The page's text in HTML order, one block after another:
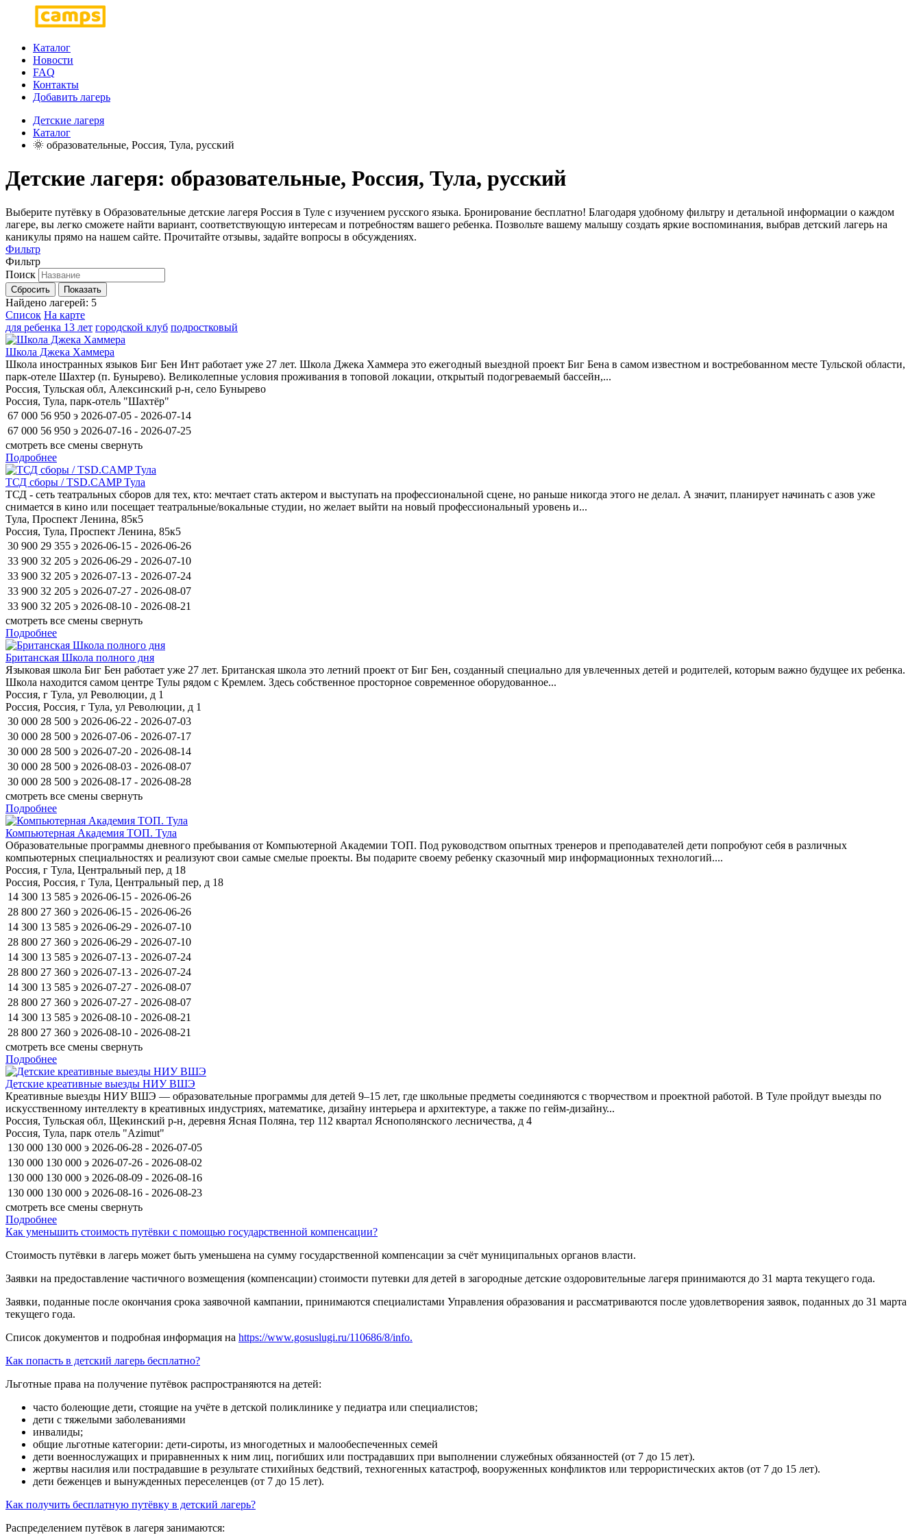
Каталог
Новости
FAQ
Контакты
Добавить лагерь
Детские лагеря
Каталог
🌞 образовательные, Россия, Тула, русский
Детские лагеря: образовательные, Россия, Тула, русский
Выберите путёвку в Образовательные детские лагеря Россия в Туле с изучением русского языка. Бронирование бесплатно! Благодаря удобному фильтру и детальной информации о каждом
лагере, вы легко сможете найти вариант, соответствующую интересам и потребностям вашего ребенка. Позвольте вашему малышу создать яркие воспоминания, выбрав детский лагерь на
каникулы прямо на нашем сайте. Прочитайте отзывы, задайте вопросы в обсуждениях.
Фильтр
Фильтр
Поиск
Сбросить Показать
Найдено лагерей: 5
Список На карте
для ребенка 13 лет городской клуб подростковый
Школа Джека Хаммера
Школа иностранных языков Биг Бен Инт работает уже 27 лет. Школа Джека Хаммера это ежегодный выездной проект Биг Бена в самом известном и востребованном месте Тульской области,
парк-отеле Шахтер (п. Бунырево). Великолепные условия проживания в топовой локации, открытый подогреваемый бассейн,...
Россия, Тульская обл, Алексинский р-н, село Бунырево
Россия, Тула, парк-отель "Шахтёр"
67 000 56 950 э 2026-07-05 - 2026-07-14
67 000 56 950 э 2026-07-16 - 2026-07-25
смотреть все смены свернуть
Подробнее
ТСД сборы / TSD.CAMP Тула
ТСД - сеть театральных сборов для тех, кто: мечтает стать актером и выступать на профессиональной сцене, но раньше никогда этого не делал. А значит, планирует начинать с азов уже
снимается в кино или посещает театральные/вокальные студии, но желает выйти на новый профессиональный уровень и...
Тула, Проспект Ленина, 85к5
Россия, Тула, Проспект Ленина, 85к5
30 900 29 355 э 2026-06-15 - 2026-06-26
33 900 32 205 э 2026-06-29 - 2026-07-10
33 900 32 205 э 2026-07-13 - 2026-07-24
33 900 32 205 э 2026-07-27 - 2026-08-07
33 900 32 205 э 2026-08-10 - 2026-08-21
смотреть все смены свернуть
Подробнее
Британская Школа полного дня
Языковая школа Биг Бен работает уже 27 лет. Британская школа это летний проект от Биг Бен, созданный специально для увлеченных детей и родителей, которым важно будущее их ребенка.
Школа находится самом центре Тулы рядом с Кремлем. Здесь собственное просторное современное оборудованное...
Россия, г Тула, ул Революции, д 1
Россия, Россия, г Тула, ул Революции, д 1
30 000 28 500 э 2026-06-22 - 2026-07-03
30 000 28 500 э 2026-07-06 - 2026-07-17
30 000 28 500 э 2026-07-20 - 2026-08-14
30 000 28 500 э 2026-08-03 - 2026-08-07
30 000 28 500 э 2026-08-17 - 2026-08-28
смотреть все смены свернуть
Подробнее
Компьютерная Академия ТОП. Тула
Образовательные программы дневного пребывания от Компьютерной Академии ТОП​. Под руководством опытных тренеров и преподавателей дети попробуют себя в различных
компьютерных специальностях и реализуют свои самые смелые проекты. Вы подарите своему ребенку сказочный мир информационных технологий....
Россия, г Тула, Центральный пер, д 18
Россия, Россия, г Тула, Центральный пер, д 18
14 300 13 585 э 2026-06-15 - 2026-06-26
28 800 27 360 э 2026-06-15 - 2026-06-26
14 300 13 585 э 2026-06-29 - 2026-07-10
28 800 27 360 э 2026-06-29 - 2026-07-10
14 300 13 585 э 2026-07-13 - 2026-07-24
28 800 27 360 э 2026-07-13 - 2026-07-24
14 300 13 585 э 2026-07-27 - 2026-08-07
28 800 27 360 э 2026-07-27 - 2026-08-07
14 300 13 585 э 2026-08-10 - 2026-08-21
28 800 27 360 э 2026-08-10 - 2026-08-21
смотреть все смены свернуть
Подробнее
Детские креативные выезды НИУ ВШЭ
Креативные выезды НИУ ВШЭ — образовательные программы для детей 9–15 лет, где школьные предметы соединяются с творчеством и проектной работой. В Туле пройдут выезды по
искусственному интеллекту в креативных индустриях, математике, дизайну интерьера и архитектуре, а также по гейм-дизайну...
Россия, Тульская обл, Щекинский р-н, деревня Ясная Поляна, тер 112 квартал Яснополянского лесничества, д 4
Россия, Тула, парк отель "Azimut"
130 000 130 000 э 2026-06-28 - 2026-07-05
130 000 130 000 э 2026-07-26 - 2026-08-02
130 000 130 000 э 2026-08-09 - 2026-08-16
130 000 130 000 э 2026-08-16 - 2026-08-23
смотреть все смены свернуть
Подробнее
Как уменьшить стоимость путёвки с помощью государственной компенсации?
Стоимость путёвки в лагерь может быть уменьшена на сумму государственной компенсации за счёт муниципальных органов власти.
Заявки на предоставление частичного возмещения (компенсации) стоимости путевки для детей в загородные детские оздоровительные лагеря принимаются до 31 марта текущего года.
Заявки, поданные после окончания срока заявочной кампании, принимаются специалистами Управления образования и рассматриваются после удовлетворения заявок, поданных до 31 марта
текущего года.
Список документов и подробная информация на https://www.gosuslugi.ru/110686/8/info.
Как попасть в детский лагерь бесплатно?
Льготные права на получение путёвок распространяются на детей:
часто болеющие дети, стоящие на учёте в детской поликлинике у педиатра или специалистов;
дети с тяжелыми заболеваниями
инвалиды;
общие льготные категории: дети-сироты, из многодетных и малообеспеченных семей
дети военнослужащих и приравненных к ним лиц, погибших или пострадавших при выполнении служебных обязанностей (от 7 до 15 лет).
жертвы насилия или пострадавшие в результате стихийных бедствий, техногенных катастроф, вооруженных конфликтов или террористических актов (от 7 до 15 лет).
дети беженцев и вынужденных переселенцев (от 7 до 15 лет).
Как получить бесплатную путёвку в детский лагерь?
Распределением путёвок в лагеря занимаются: